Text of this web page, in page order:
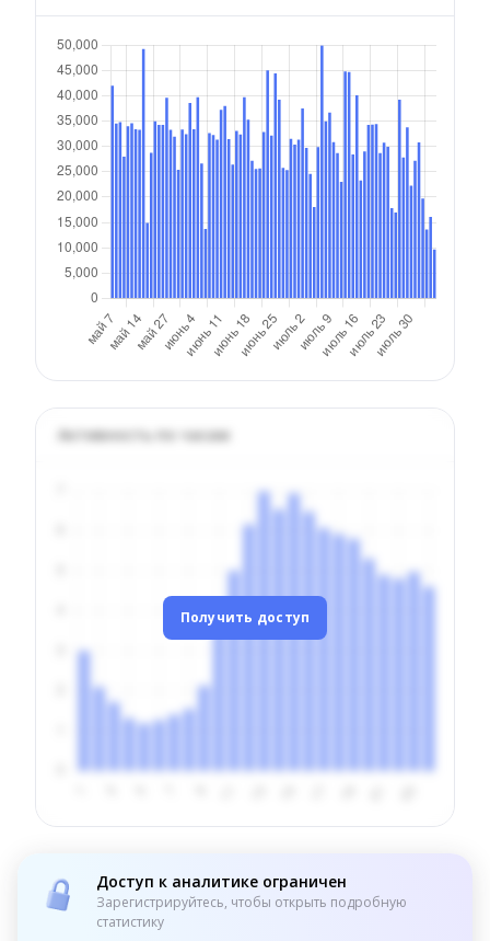
Активность по часам
Получить доступ
Доступ к аналитике ограничен
Зарегистрируйтесь, чтобы открыть подробную
статистику